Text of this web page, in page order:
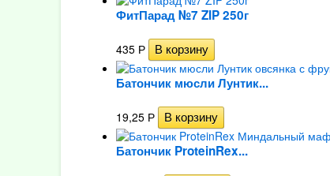
ФитПарад №7 ZIP 250г
435 Р
Батончик мюсли Лунтик...
19,25 Р
Батончик ProteinRex...